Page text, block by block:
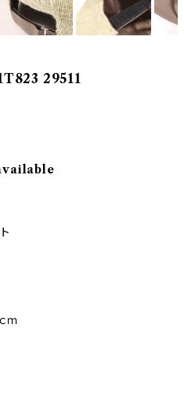
1T823 29511
ｍ